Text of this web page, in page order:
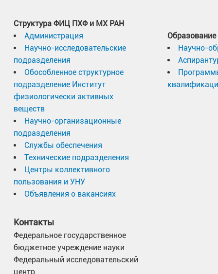
Структура ФИЦ ПХФ и МХ РАН
Администрация
Научно-исследовательские
подразделения
Обособленное структурное
подразделение Институт
физиологически активных
веществ
Научно-организационные
подразделения
Службы обеспечения
Технические подразделения
Центры коллективного
пользования и УНУ
Объявления о вакансиях
Образование
Научно-
Контакты
Федеральное государственное
бюджетное учреждение науки
Федеральный исследовательский
центр